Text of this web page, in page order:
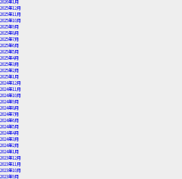
ョ
ン
2026年1月
2025年12月
2025年11月
2025年10月
2025年9月
2025年8月
2025年7月
2025年6月
2025年5月
2025年4月
2025年3月
2025年2月
2025年1月
2024年12月
2024年11月
2024年10月
2024年9月
2024年8月
2024年7月
2024年6月
2024年5月
2024年4月
2024年3月
2024年2月
2024年1月
2023年12月
2023年11月
2023年10月
2023年9月